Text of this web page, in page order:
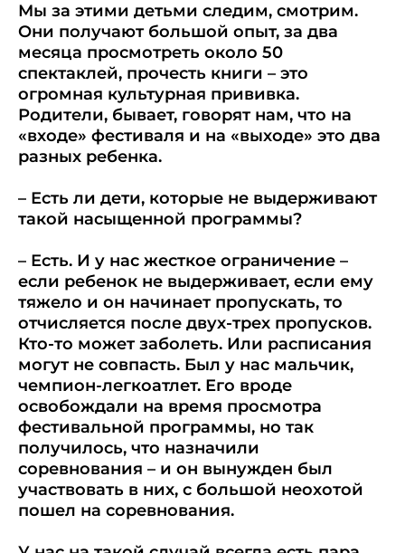
Мы за этими детьми следим, смотрим.
Они получают большой опыт, за два
месяца просмотреть около 50
спектаклей, прочесть книги – это
огромная культурная прививка.
Родители, бывает, говорят нам, что на
«входе» фестиваля и на «выходе» это два
разных ребенка.
– Есть ли дети, которые не выдерживают
такой насыщенной программы?
– Есть. И у нас жесткое ограничение –
если ребенок не выдерживает, если ему
тяжело и он начинает пропускать, то
отчисляется после двух-трех пропусков.
Кто-то может заболеть. Или расписания
могут не совпасть. Был у нас мальчик,
чемпион-легкоатлет. Его вроде
освобождали на время просмотра
фестивальной программы, но так
получилось, что назначили
соревнования – и он вынужден был
участвовать в них, с большой неохотой
пошел на соревнования.